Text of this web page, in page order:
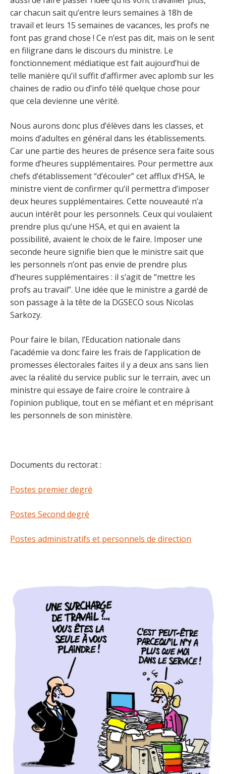
car chacun sait qu’entre leurs semaines à 18h de
travail et leurs 15 semaines de vacances, les profs ne
font pas grand chose ! Ce n’est pas dit, mais on le sent
en filigrane dans le discours du ministre. Le
fonctionnement médiatique est fait aujourd’hui de
telle manière qu’il suffit d’affirmer avec aplomb sur les
chaines de radio ou d’info télé quelque chose pour
que cela devienne une vérité.
Nous aurons donc plus d’élèves dans les classes, et
moins d’adultes en général dans les établissements.
Car une partie des heures de présence sera faite sous
forme d’heures supplémentaires. Pour permettre aux
chefs d’établissement “d’écouler” cet afflux d’HSA, le
ministre vient de confirmer qu’il permettra d’imposer
deux heures supplémentaires. Cette nouveauté n’a
aucun intérêt pour les personnels. Ceux qui voulaient
prendre plus qu’une HSA, et qui en avaient la
possibilité, avaient le choix de le faire. Imposer une
seconde heure signifie bien que le ministre sait que
les personnels n’ont pas envie de prendre plus
d’heures supplémentaires : il s’agit de “mettre les
profs au travail”. Une idée que le ministre a gardé de
son passage à la tête de la DGSECO sous Nicolas
Sarkozy.
Pour faire le bilan, l’Education nationale dans
l’académie va donc faire les frais de l’application de
promesses électorales faites il y a deux ans sans lien
avec la réalité du service public sur le terrain, avec un
ministre qui essaye de faire croire le contraire à
l’opinion publique, tout en se méfiant et en méprisant
les personnels de son ministère.
Documents du rectorat :
Postes premier degré
Postes Second degré
Postes administratifs et personnels de direction